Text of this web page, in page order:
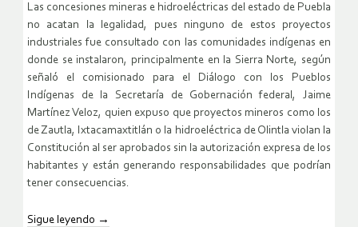
Las concesiones mineras e hidroeléctricas del estado de Puebla
no acatan la legalidad, pues ninguno de estos proyectos
industriales fue consultado con las comunidades indígenas en
donde se instalaron, principalmente en la Sierra Norte, según
señaló el comisionado para el Diálogo con los Pueblos
Indígenas de la Secretaría de Gobernación federal, Jaime
Martínez Veloz, quien expuso que proyectos mineros como los
de Zautla, Ixtacamaxtitlán o la hidroeléctrica de Olintla violan la
Constitución al ser aprobados sin la autorización expresa de los
habitantes y están generando responsabilidades que podrían
tener consecuencias.
Sigue leyendo →